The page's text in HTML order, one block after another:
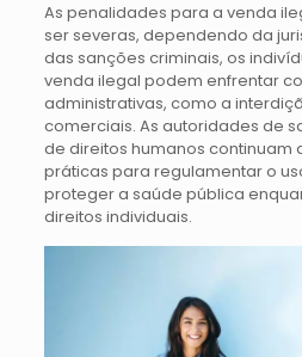
As penalidades para a venda
ser severas, dependendo da
das sanções criminais, os
venda ilegal podem enfrentar
administrativas, como a
comerciais. As autoridades de
de direitos humanos continuam
práticas para regulamentar o
proteger a saúde pública
direitos individuais.